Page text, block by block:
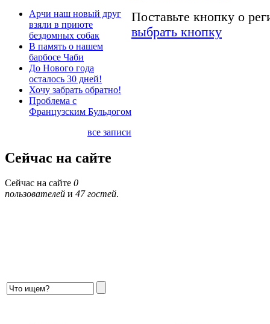
Арчи наш новый друг
взяли в приюте
бездомных собак
В память о нашем
барбосе Чаби
До Нового года
осталось 30 дней!
Хочу забрать обратно!
Проблема с
Французским Бульдогом
все записи
Сейчас на сайте
Сейчас на сайте 0
пользователей и 47 гостей.
Поставьте кнопку о
выбрать кнопку